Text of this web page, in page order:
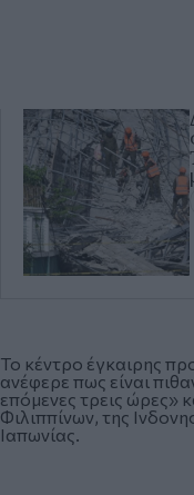
Το κέντρο έγκαιρης
ανέφερε πως είναι
επόμενες τρεις ώρες»
Φιλιππίνων, της
Ιαπωνίας.